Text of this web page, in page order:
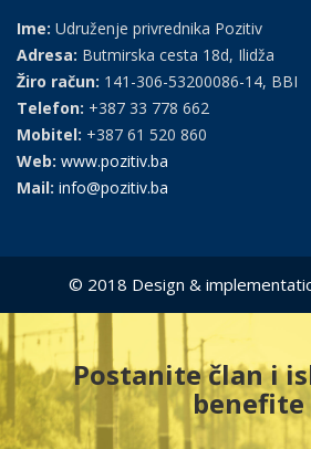
Ime: Udruženje privrednika Pozitiv
Adresa: Butmirska cesta 18d, Ilidža
Žiro račun: 141-306-53200086-14, BBI
Telefon: +387 33 778 662
Mobitel: +387 61 520 860
Web: www.pozitiv.ba
Mail: info@pozitiv.ba
© 2018 Design &
Postanite član i
benefite